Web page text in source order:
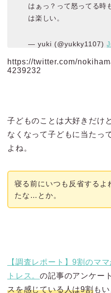
はぁっ？って怒ってる時
は楽しい。
— yuki (@yukky1107)
https://twitter.com/
4239232
子どものことは大好きだけ
なくなって子どもに当たっ
よね。
寝る前にいつも反省するよ
たな…とか。
【調査レポート】9割のマ
トレス。の記事のアンケー
スを感じている人は9割もい